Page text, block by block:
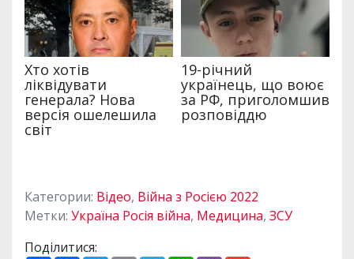
Категории: Відео, Війна з Росією 2022
Метки: Україна Росія війна, Медицина, ЗСУ
Поділитися: